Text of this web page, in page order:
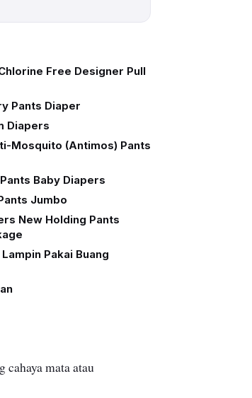
Free Designer Pull
Pants Diaper
Diapers
Mosquito (Antimos) Pants
Baby Diapers
Jumbo
New Holding Pants
Pakai Buang
mata atau